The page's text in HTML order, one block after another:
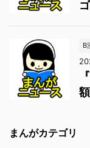
B
まんがカテゴリ